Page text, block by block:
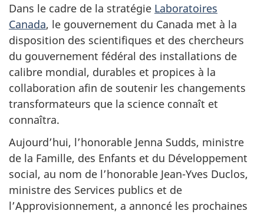
Dans le cadre de la stratégie Laboratoires
Canada, le gouvernement du Canada met à la
disposition des scientifiques et des chercheurs
du gouvernement fédéral des installations de
calibre mondial, durables et propices à la
collaboration afin de soutenir les changements
transformateurs que la science connaît et
connaîtra.
Aujourd’hui, l’honorable Jenna Sudds, ministre
de la Famille, des Enfants et du Développement
social, au nom de l’honorable Jean-Yves Duclos,
ministre des Services publics et de
l’Approvisionnement, a annoncé les prochaines